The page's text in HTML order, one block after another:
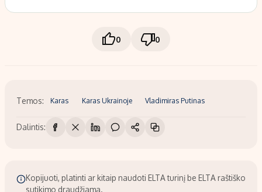
0 0
Temos: Karas Karas Ukrainoje Vladimiras Putinas
Dalintis:
Kopijuoti, platinti ar kitaip naudoti ELTA turinį be ELTA raštiško
sutikimo draudžiama.